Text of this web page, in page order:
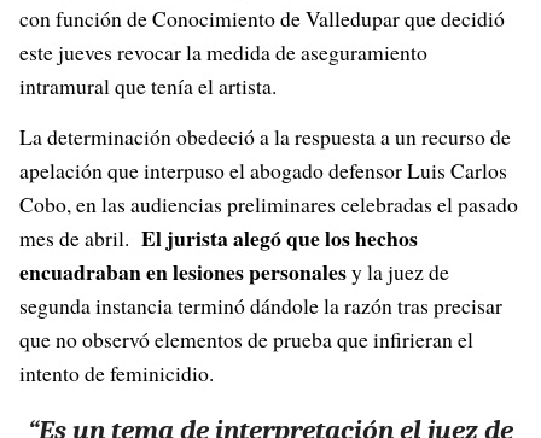
con función de Conocimiento de Valledupar que decidió
este jueves revocar la medida de aseguramiento
intramural que tenía el artista.
La determinación obedeció a la respuesta a un recurso de
apelación que interpuso el abogado defensor Luis Carlos
Cobo, en las audiencias preliminares celebradas el pasado
mes de abril. El jurista alegó que los hechos
encuadraban en lesiones personalesy la juez de
segunda instancia terminó dándole la razón tras precisar
que no observó elementos de prueba que infirieran el
intento de feminicidio.
“Es un tema de interpretación el juez de